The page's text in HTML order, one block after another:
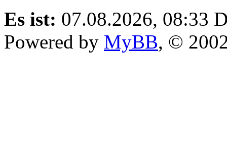
Es ist: 07.08.2026, 08:33
Powered by MyBB, ©